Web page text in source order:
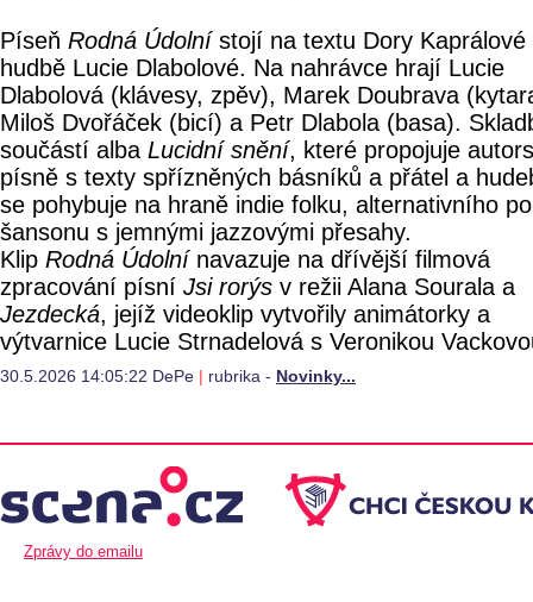
Píseň Rodná Údolnístojí na textu Dory Kaprálové
hudbě Lucie Dlabolové. Na nahrávce hrají Lucie
Dlabolová (klávesy, zpěv), Marek Doubrava
Miloš Dvořáček (bicí) a Petr Dlabola (basa).
součástí alba Lucidní snění, které propojuje
písně s texty spřízněných básníků a přátel a
se pohybuje na hraně indie folku, alternativního
šansonu s jemnými jazzovými přesahy.
Klip Rodná Údolnínavazuje na dřívější filmová
zpracování písní Jsi rorýs v režii Alana Sourala a
Jezdecká, jejíž videoklip vytvořily animátorky a
výtvarnice Lucie Strnadelová s Veronikou
30.5.2026 14:05:22 DePe | rubrika - Novinky...
Zprávy do emailu